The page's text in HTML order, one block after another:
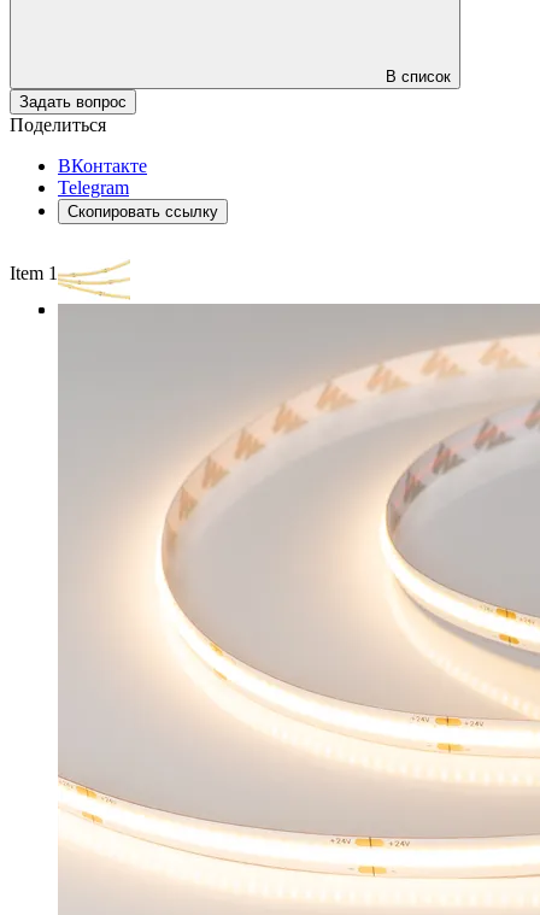
В список
Задать вопрос
Поделиться
ВКонтакте
Telegram
Скопировать ссылку
Item 1 of 3